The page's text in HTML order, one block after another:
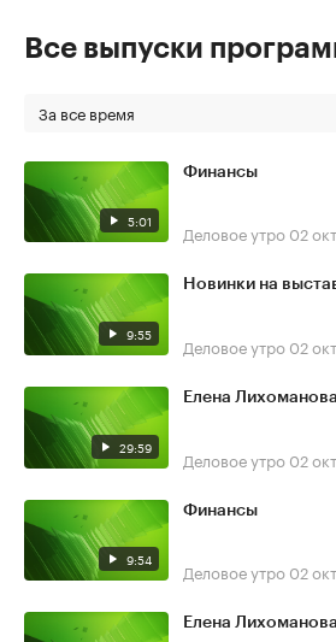
Все выпуски
За все время
5:01
Финансы
Деловое утро 02
9:55
Новинки на
Деловое утро 02
29:59
Елена
Деловое утро 02
9:54
Финансы
Деловое утро 02
Елена